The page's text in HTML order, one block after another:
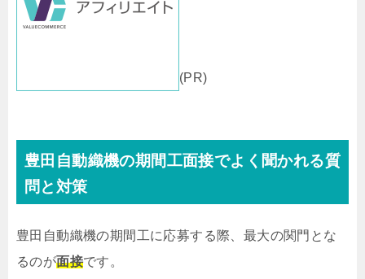
(PR)
豊田自動織機の期間工面接でよく聞かれる質
問と対策
豊田自動織機の期間工に応募する際、最大の関門とな
るのが面接です。